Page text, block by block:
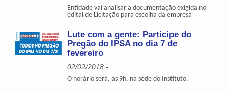
Entidade vai analisar a documentação exigida no
edital de Licitação para escolha da empresa
Lute com a gente: Participe do
Pregão do IPSA no dia 7 de
fevereiro
02/02/2018 -
O horário será, às 9h, na sede do Instituto.